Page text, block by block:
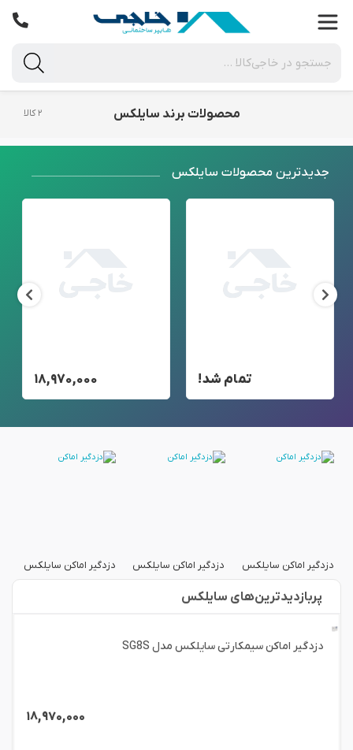
محصولات برند سایلکس ۲ کالا
جدید‌ترین محصولات سایلکس
تمام شد! ۱۸,۹۷۰,۰۰۰
دزدگیر اماکن سایلکس دزدگیر اماکن سایلکس دزدگیر اماکن سایلکس
پربازدید‌ترین‌های سایلکس
دزدگیر اماکن سیمکارتی سایلکس مدل SG8S
۱۸,۹۷۰,۰۰۰